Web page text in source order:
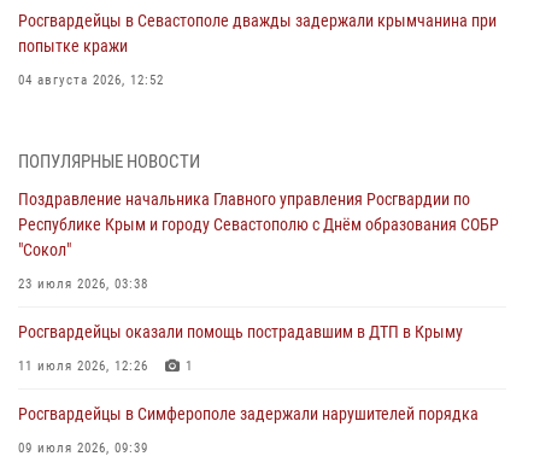
Росгвардейцы в Севастополе дважды задержали крымчанина при
попытке кражи
04 августа 2026, 12:52
мужчину
Росгвардия в Крыму и Севастополе задержала ряд
правонарушителей
03 августа 2026, 14:08
В Симферополе росгвардейцы задержали гражданина,
подозреваемого в совершении серии краж
Росгвардейцы оперативно задержали нарушителя на охраняемом
ПОПУЛЯРНЫЕ НОВОСТИ
Поздравление начальника Главного управления Росгвардии по
Республике Крым и городу Севастополю с Днём образования СОБР
"Сокол"
23 июля 2026, 03:38
Росгвардейцы оказали помощь пострадавшим в ДТП в Крыму
11 июля 2026, 12:26 1
Росгвардейцы в Симферополе задержали нарушителей порядка
09 июля 2026, 09:39